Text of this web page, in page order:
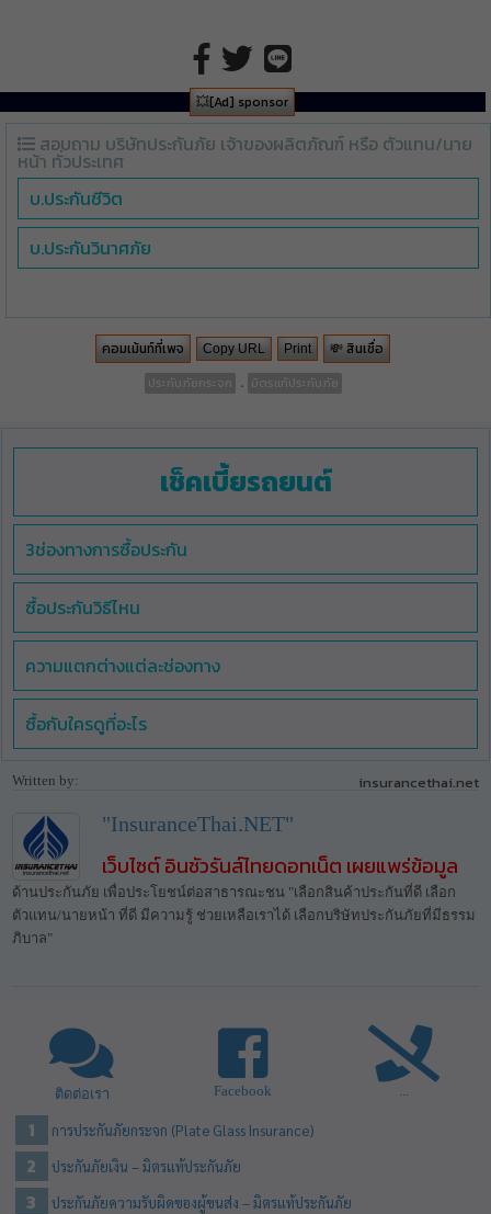
💥[Ad] sponsor
สอบถาม บริษัทประกันภัย เจ้าของผลิตภัณฑ์ หรือ ตัวแทน/นาย
หน้า ทั่วประเทศ
บ.ประกันชีวิต
บ.ประกันวินาศภัย
คอมเม้นท์ที่เพจ Copy URL Print 💸 สินเชื่อ
ประกันภัยกระจก . มิตรแท้ประกันภัย
เช็คเบี้ยรถยนต์
3ช่องทางการซื้อประกัน
ซื้อประกันวิธีไหน
ความแตกต่างแต่ละช่องทาง
ซื้อกับใครดูที่อะไร
Written by: insurancethai.net
"InsuranceThai.NET"
เว็บไซต์ อินชัวรันส์ไทยดอทเน็ต เผยแพร่ข้อมูล
ด้านประกันภัย เพื่อประโยชน์ต่อสาธารณะชน "เลือกสินค้าประกันที่ดี เลือก
ตัวแทน/นายหน้า ที่ดี มีความรู้ ช่วยเหลือเราได้ เลือกบริษัทประกันภัยที่มีธรรม
ภิบาล"
ติดต่อเรา Facebook ...
การประกันภัยกระจก (Plate Glass Insurance)
ประกันภัยเงิน – มิตรแท้ประกันภัย
ประกันภัยความรับผิดของผู้ขนส่ง – มิตรแท้ประกันภัย